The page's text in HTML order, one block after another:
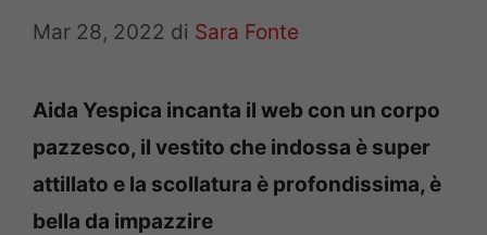
Mar 28, 2022 di Sara Fonte
Aida Yespica incanta il web con un corpo
pazzesco, il vestito che indossa è super
attillato e la scollatura è profondissima, è
bella da impazzire